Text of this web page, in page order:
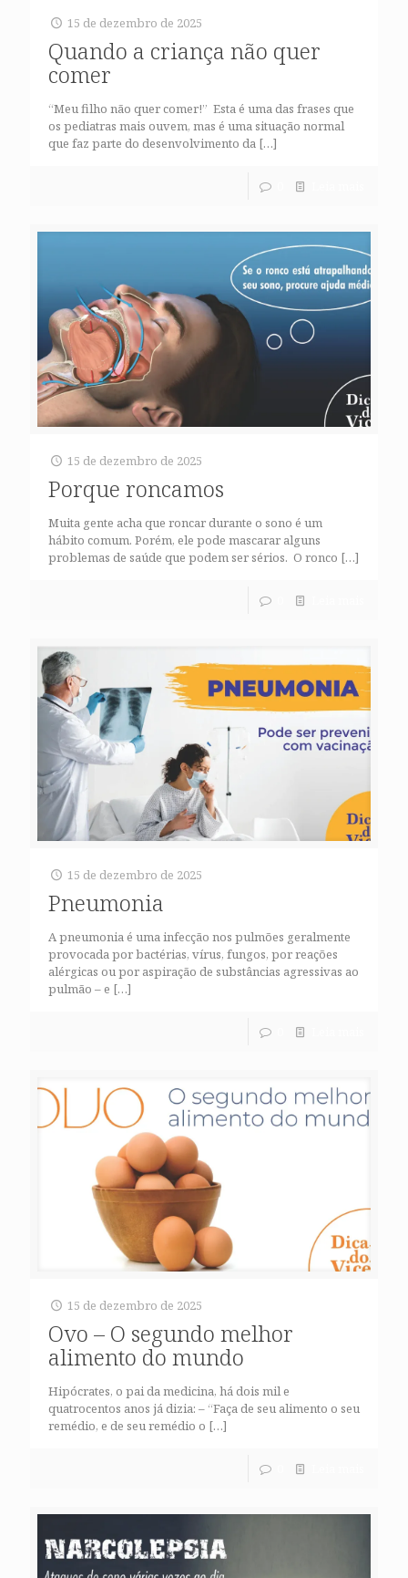
15 de dezembro de 2025
Quando a criança não quer
comer
“Meu filho não quer comer!” Esta é uma das frases que
os pediatras mais ouvem, mas é uma situação normal
que faz parte do desenvolvimento da […]
15 de dezembro de 2025
Porque roncamos
Muita gente acha que roncar durante o sono é um
hábito comum. Porém, ele pode mascarar alguns
problemas de saúde que podem ser sérios. O ronco […]
15 de dezembro de 2025
Pneumonia
A pneumonia é uma infecção nos pulmões geralmente
provocada por bactérias, vírus, fungos, por reações
alérgicas ou por aspiração de substâncias agressivas ao
pulmão – e […]
15 de dezembro de 2025
Ovo – O segundo melhor
alimento do mundo
Hipócrates, o pai da medicina, há dois mil e
quatrocentos anos já dizia: – “Faça de seu alimento o seu
remédio, e de seu remédio o […]